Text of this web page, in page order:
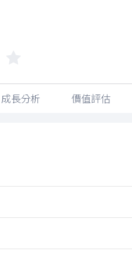
成長分析 價值評估